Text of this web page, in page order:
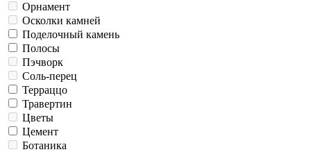
Орнамент
Осколки камней
Поделочный камень
Полосы
Пэчворк
Соль-перец
Терраццо
Травертин
Цветы
Цемент
Ботаника